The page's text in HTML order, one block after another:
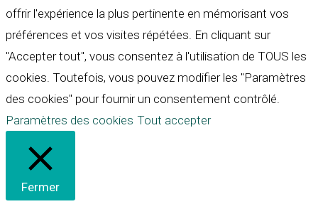
offrir l'expérience la plus pertinente en mémorisant vos
préférences et vos visites répétées. En cliquant sur
"Accepter tout", vous consentez à l'utilisation de TOUS les
cookies. Toutefois, vous pouvez modifier les "Paramètres
des cookies" pour fournir un consentement contrôlé.
Paramètres des cookies Tout accepter
Fermer